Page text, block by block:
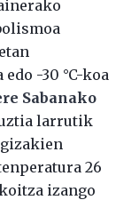
-30 °C-koa
Sabanako
larrutik
26
izango